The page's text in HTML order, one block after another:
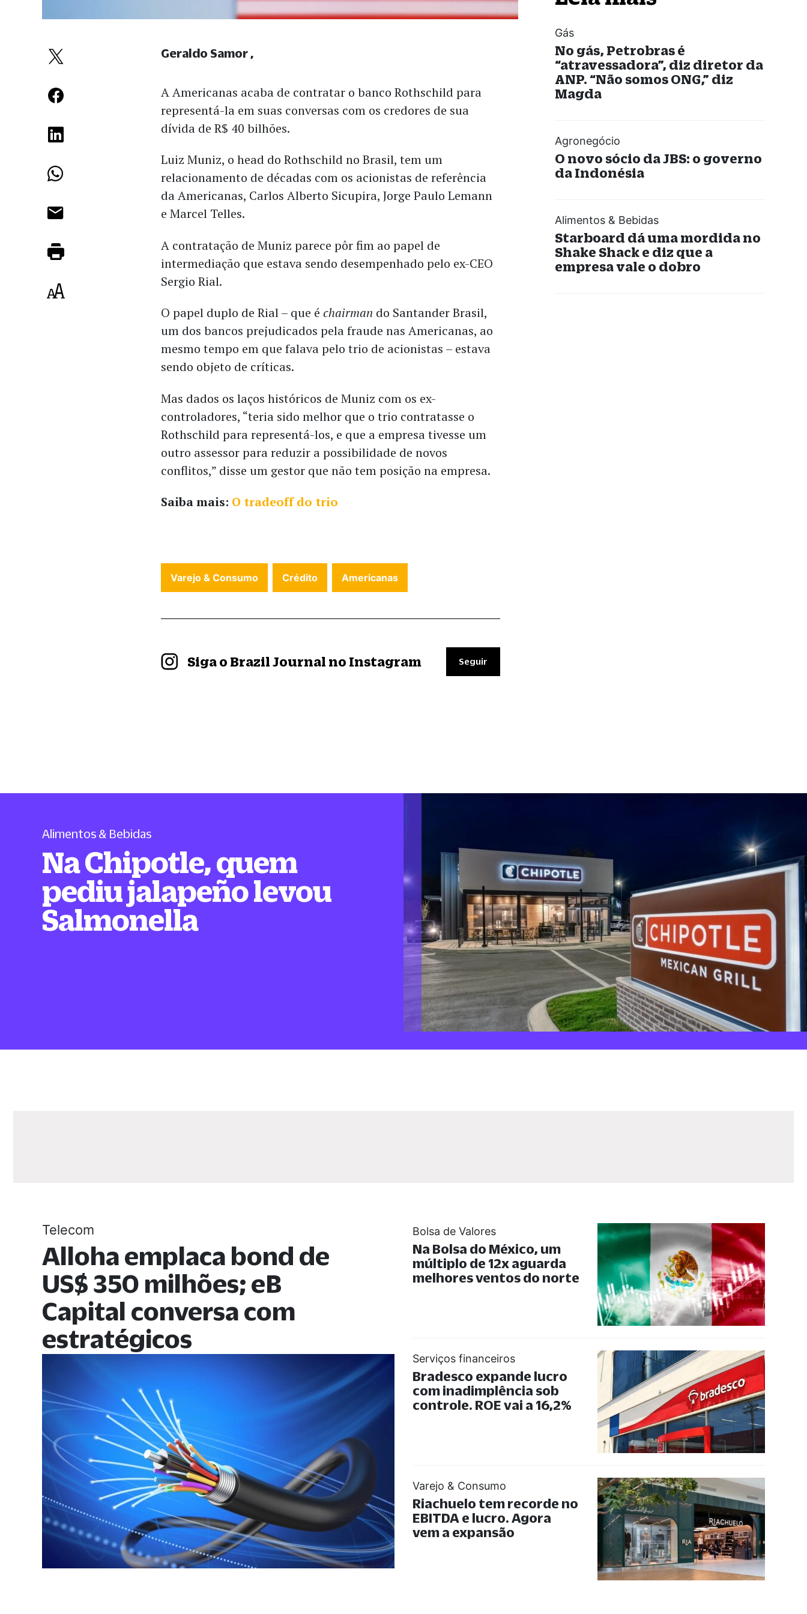
A Americanas acaba de contratar o banco Rothschild para
representá-la em suas conversas com os credores de sua
dívida de R$ 40 bilhões.
Luiz Muniz, o head do Rothschild no Brasil, tem um
relacionamento de décadas com os acionistas de referência
da Americanas, Carlos Alberto Sicupira, Jorge Paulo Lemann
e Marcel Telles.
A contratação de Muniz parece pôr fim ao papel de
intermediação que estava sendo desempenhado pelo ex-CEO
Sergio Rial.
O papel duplo de Rial – que échairman do Santander Brasil,
um dos bancos prejudicados pela fraude nas Americanas, ao
mesmo tempo em que falava pelo trio de acionistas – estava
sendo objeto de críticas.
Mas dados os laços históricos de Muniz com os ex-
controladores, “teria sido melhor que o trio contratasse o
Rothschild para representá-los, e que a empresa tivesse um
outro assessor para reduzir a possibilidade de novos
conflitos,” disse um gestor que não tem posição na empresa.
Saiba mais: O tradeoff do trio
Geraldo Samor
Varejo & Consumo Crédito Americanas
Siga o Brazil Journal no Instagram Seguir
Gás
No gás, Petrobras é
“atravessadora”, diz diretor da
ANP. “Não somos ONG,” diz
Magda
Agronegócio
O novo sócio da JBS: o governo
da Indonésia
Alimentos & Bebidas
Starboard dá uma mordida no
Shake Shack e diz que a
empresa vale o dobro
Alimentos & Bebidas
Na Chipotle, quem
pediu jalapeño levou
Salmonella
Telecom
Alloha emplaca bond de
US$ 350 milhões; eB
Capital conversa com
estratégicos
Bolsa de Valores
Na Bolsa do México, um
múltiplo de 12x aguarda
melhores ventos do norte
Serviços financeiros
Bradesco expande lucro
com inadimplência sob
controle. ROE vai a 16,2%
Varejo & Consumo
Riachuelo tem recorde no
EBITDA e lucro. Agora
vem a expansão